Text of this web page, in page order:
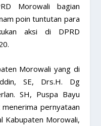
Morowali bagian
poin tuntutan para
aksi di DPRD
Morowali yang di
SE, Drs.H. Dg
SH, Puspa Bayu
menerima pernyataan
Kabupaten Morowali,